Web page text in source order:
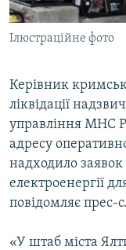
УКРАЇНСЬКА
ІНФОГРАФІКА
ДОЛУЧАЙСЯ!
Усі сайти RFE/RL
Ілюстраційне фото
Керівник
ліквідації
управління МНС
адресу
надходило
електроенергії
повідомляє прес-
«У штаб міста